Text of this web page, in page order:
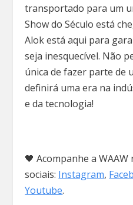
transportado para um
Show do Século está
Alok está aqui para
seja inesquecível. Não
única de fazer parte de
definirá uma era na
e da tecnologia!
🖤 Acompanhe a WAAW
sociais: Instagram,
Youtube.